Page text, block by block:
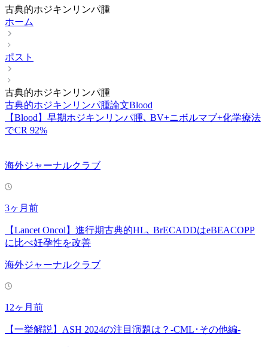
古典的ホジキンリンパ腫
ホーム
ポスト
古典的ホジキンリンパ腫
古典的ホジキンリンパ腫論文Blood
【Blood】早期ホジキンリンパ腫､ BV+ニボルマブ+化学療法
でCR 92%
海外ジャーナルクラブ
3ヶ月前
【Lancet Oncol】進行期古典的HL､ BrECADDはeBEACOPP
に比べ妊孕性を改善
海外ジャーナルクラブ
12ヶ月前
【一挙解説】ASH 2024の注目演題は？-CML･その他編-